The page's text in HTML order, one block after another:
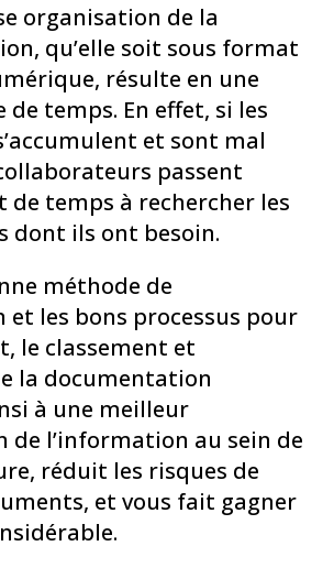
organisation de la
qu’elle soit sous format
résulte en une
de temps. En effet, si les
et sont mal
passent
de temps à rechercher les
dont ils ont besoin.
méthode de
et les bons processus pour
le classement et
la documentation
à une meilleur
de l’information au sein de
réduit les risques de
et vous fait gagner